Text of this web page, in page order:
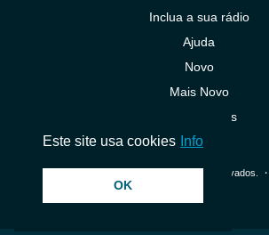
Inclua a sua rádio
Ajuda
Novo
Mais Novo
Contacte-nos
© 2026 InstantAudio. Todos os direitos reservados. ・
Este site usa cookies Info
OK